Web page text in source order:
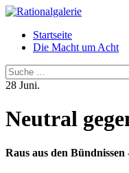
Startseite
Die Macht um Acht
Suchen
28 Juni.
Neutral
Raus aus den